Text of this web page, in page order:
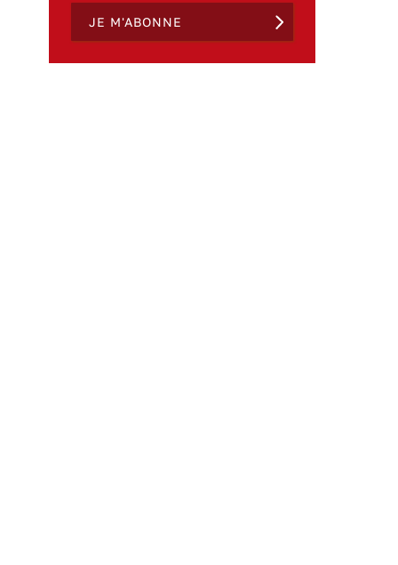
JE M'ABONNE